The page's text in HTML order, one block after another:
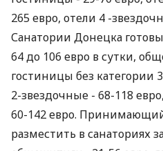
265 евро, отели 4 -
Санатории Донецка
64 до 106 евро в сутки,
гостиницы без категории
2-звездочные - 68-118
60-142 евро.
разместить в санаториях